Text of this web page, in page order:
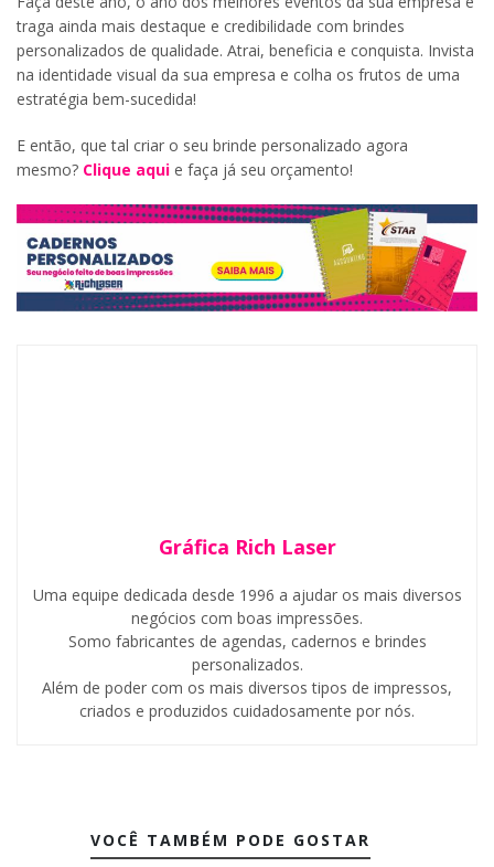
traga ainda mais destaque e credibilidade com brindes
personalizados de qualidade. Atrai, beneficia e conquista. Invista
na identidade visual da sua empresa e colha os frutos de uma
estratégia bem-sucedida!
E então, que tal criar o seu brinde personalizado agora
mesmo? Clique aqui e faça já seu orçamento!
Gráfica Rich Laser
Uma equipe dedicada desde 1996 a ajudar os mais diversos
negócios com boas impressões.
Somo fabricantes de agendas, cadernos e brindes
personalizados.
Além de poder com os mais diversos tipos de impressos,
criados e produzidos cuidadosamente por nós.
VOCÊ TAMBÉM PODE GOSTAR